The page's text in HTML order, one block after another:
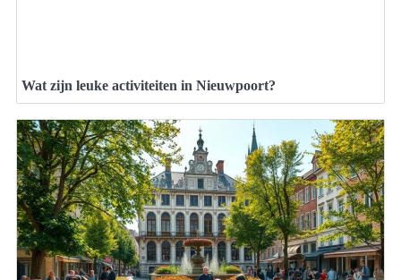
Wat zijn leuke activiteiten in Nieuwpoort?